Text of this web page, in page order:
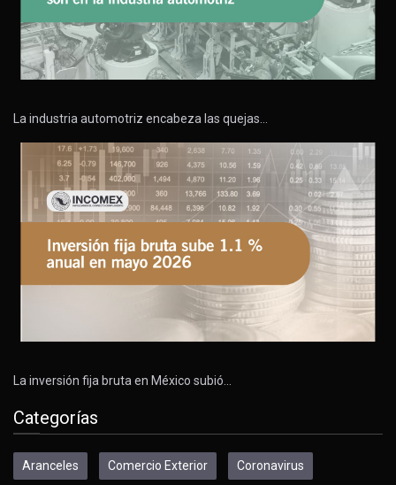
La industria automotriz encabeza las quejas…
La inversión fija bruta en México subió…
Categorías
Aranceles Comercio Exterior Coronavirus